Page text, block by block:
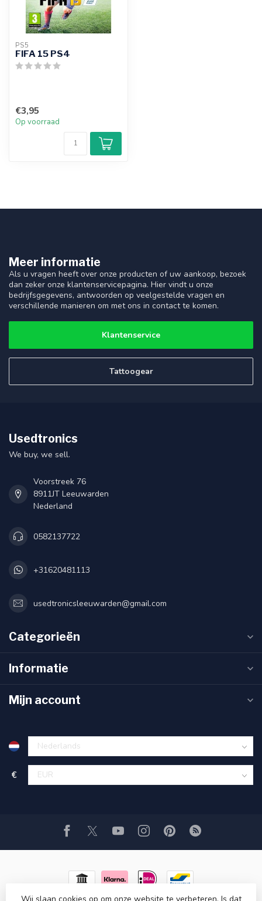
PS5
FIFA 15 PS4
€3,95
Op voorraad
Meer informatie
Als u vragen heeft over onze producten of uw aankoop, bezoek
dan zeker onze klantenservicepagina. Hier vindt u onze
bedrijfsgegevens, antwoorden op veelgestelde vragen en
verschillende manieren om met ons in contact te komen.
Klantenservice
Tattoogear
Usedtronics
We buy, we sell.
Voorstreek 76
8911JT Leeuwarden
Nederland
0582137722
+31620481113
usedtronicsleeuwarden@gmail.com
Categorieën
Informatie
Mijn account
€